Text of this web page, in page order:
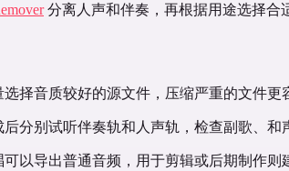
分离人声和伴奏，再根据用途选择合
择音质较好的源文件，压缩严重的文件更
分别试听伴奏轨和人声轨，检查副歌、和
以导出普通音频，用于剪辑或后期制作则